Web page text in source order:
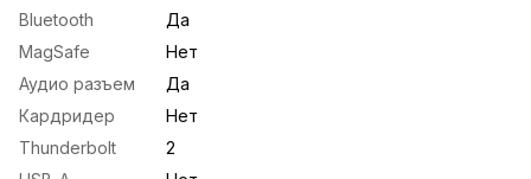
Bluetooth
Да
MagSafe
Нет
Аудио разъем
Да
Кардридер
Нет
Thunderbolt
2